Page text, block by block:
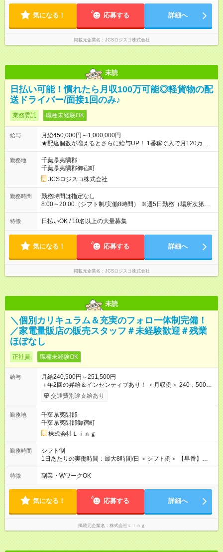
気になる！ 応募する 詳細へ
掲載元企業名 JCSロジスコ株式会社
未読
日払い可能！慣れたら月収100万可能◎軽貨物の配
送ドライバー/面接1回のみ♪
業務委託 職種未経験OK
給与
月給450,000円～1,000,000円
★配達個数が増えるとさらに給与UP！ 1番稼ぐ人で月120万ほ
ど！ ・主要都市エリア 月収55万円／週5日稼働 月収65万~112
万円／週6日稼働 ・地方郊外エリア 月収40万円／週5日稼働 月
収40万円~50万円／週6日稼働 ＜モデルイメージ＞ ■月収50万
円 (27歳男性/江東区在住)※元建築関係 1日150個配達×25日勤務
(日休み) ■月収80万円(43歳男性/墨田区在住)※元営業 1日200個
勤務地
千葉県夷隅郡
千葉県夷隅郡御宿町
JCSロジスコ株式会社
勤務時間
勤務時間は指定なし
8:00～20:00（シフト制/実働8時間） ※週5日勤務（場所次第で
は週4も有り） ※配達状況によって時間外での勤務可能性有り ※
案件により多少の前後あり ※配達が完了次第、帰社OKです
特徴 日払いOK / 10名以上の大量募集
気になる！ 応募する 詳細へ
掲載元企業名 JCSロジスコ株式会社
未読
＼個別カリキュラム＆充実のフォロー体制完備！
／家電量販店の販売スタッフ＃未経験歓迎＃残業
ほぼなし
正社員 職種未経験OK
給与
月給240,500円～251,500円
＋年2回の昇給＆インセンティブあり！ ＜月収例＞ 240，500円
～＋インセンティブ＋賞与＋諸手当 ◎経験・能力を考慮し、決
定します。 ◎残業が発生した場合は、時間外手当を別途全額支
評価するため、年2回の昇給機会を設けています。 さらに、店舗
目標の達成に応じてインセンティブを支給。 チームで協力して
得られる達成感は格別です♪ また、「家電アドバイザー」などの
資格を取得すれば、資格手当も支給。 スキルアップが収入アッ
プに繋がる環境です！ 【試用期間】試用期間あり 試用期間の長
さ：3ヶ月 ※ 雇用形態と給与に、本採用時と異なる部分がありま
す。
交通費別途支給あり
勤務地
千葉県夷隅郡
千葉県夷隅郡御宿町
株式会社Ｌｉｎｇ
勤務時間
シフト制
1日あたりの実働時間：最大8時間/日 ＜シフト例＞ 【早番】
10:00～19:00 【遅番】12:00～21:00 ◎それぞれのご事情に合わ
せて、できるだけシフトも調整します！ ＼残業はありません！
頭、大切な人たちと過ごすなど、プライベートもしっかり大切
にしながらご活躍いただけます♪
特徴 副業・WワークOK
気になる！ 応募する 詳細へ
掲載元企業名 株式会社Ｌｉｎｇ